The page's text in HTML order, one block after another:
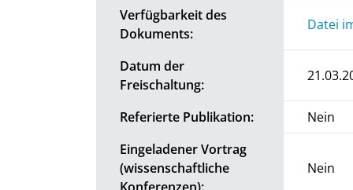
Verfügbarkeit des
Dokuments:
Datei
Datum der
Freischaltung:
Referierte Publikation:
Nein
Eingeladener Vortrag
(wissenschaftliche
Nein